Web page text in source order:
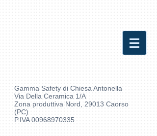
Gamma Safety di Chiesa Antonella
Via Della Ceramica 1/A
Zona produttiva Nord, 29013 Caorso
(PC)
P.IVA00968970335